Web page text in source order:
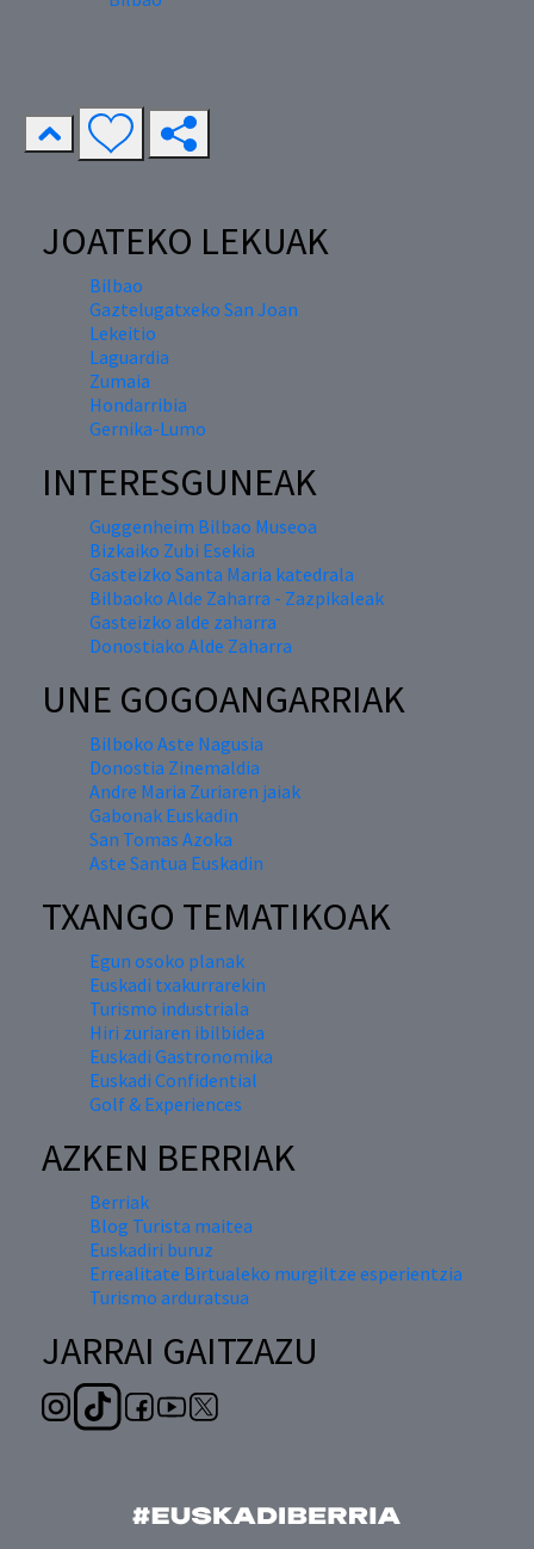
JOATEKO LEKUAK
Bilbao
Gaztelugatxeko San Joan
Lekeitio
Laguardia
Zumaia
Hondarribia
Gernika-Lumo
INTERESGUNEAK
Guggenheim Bilbao Museoa
Bizkaiko Zubi Esekia
Gasteizko Santa Maria katedrala
Bilbaoko Alde Zaharra - Zazpikaleak
Gasteizko alde zaharra
Donostiako Alde Zaharra
UNE GOGOANGARRIAK
Bilboko Aste Nagusia
Donostia Zinemaldia
Andre Maria Zuriaren jaiak
Gabonak Euskadin
San Tomas Azoka
Aste Santua Euskadin
TXANGO TEMATIKOAK
Egun osoko planak
Euskadi txakurrarekin
Turismo industriala
Hiri zuriaren ibilbidea
Euskadi Gastronomika
Euskadi Confidential
Golf & Experiences
AZKEN BERRIAK
Berriak
Blog Turista maitea
Euskadiri buruz
Errealitate Birtualeko murgiltze esperientzia
Turismo arduratsua
JARRAI GAITZAZU